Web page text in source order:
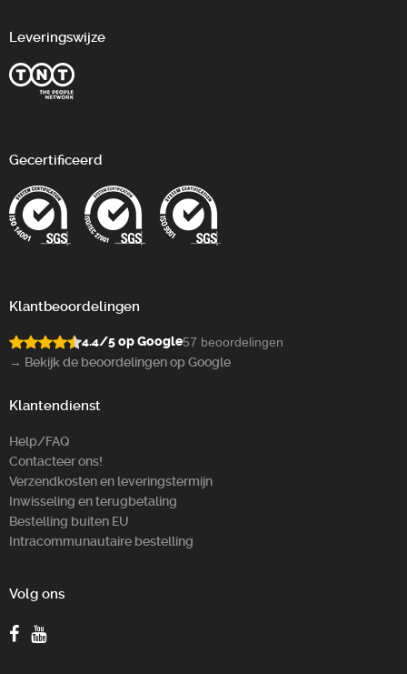
Leveringswijze
Gecertificeerd
Klantbeoordelingen
4.4/5 op Google57 beoordelingen
→ Bekijk de beoordelingen op Google
Klantendienst
Help/FAQ
Contacteer ons!
Verzendkosten en leveringstermijn
Inwisseling en terugbetaling
Bestelling buiten EU
Intracommunautaire bestelling
Volg ons